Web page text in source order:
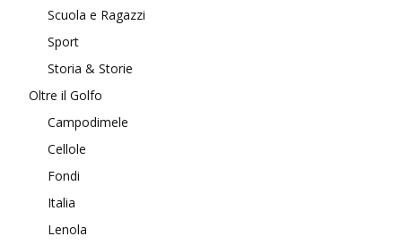
Scuola e Ragazzi
Sport
Storia & Storie
Oltre il Golfo
Campodimele
Cellole
Fondi
Italia
Lenola